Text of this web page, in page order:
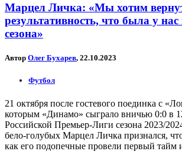
Марцел Личка: «Мы хотим
результативность, что была у нас
сезона»
Автор Олег Бухарев, 22.10.2023
Футбол
21 октября после гостевого поединка с
которым «Динамо» сыграло вничью 0:0 в
Российской Премьер-Лиги сезона 2023/
бело-голубых Марцел Личка признался,
как его подопечные провели первый тайм